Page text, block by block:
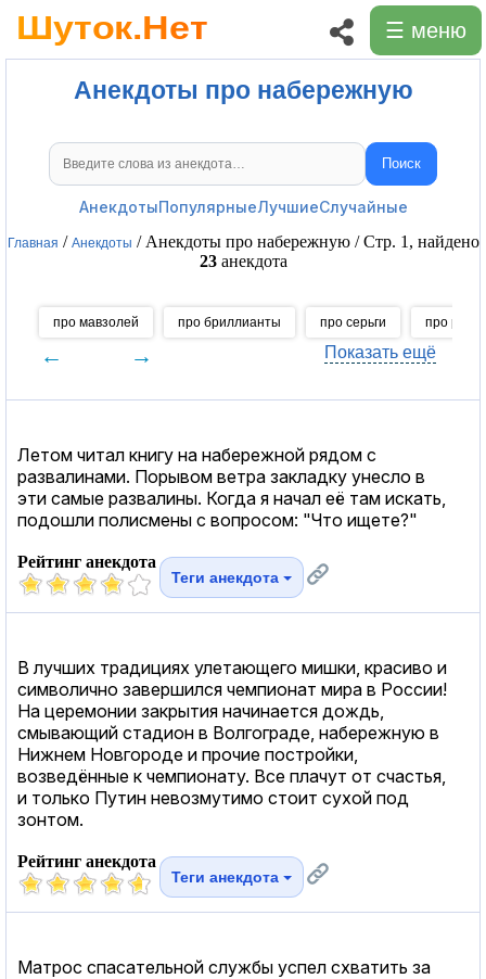
☰ меню
Анекдоты про набережную
Поиск анекдотов Поиск
АнекдотыПопулярныеЛучшиеСлучайные
Главная / Анекдоты / Анекдоты про набережную / Стр. 1, найдено
23анекдота
про мавзолей про бриллианты про серьги про
← → Показать ещё
Летом читал книгу на набережной рядом с
развалинами. Порывом ветра закладку унесло в
эти самые развалины. Когда я начал её там искать,
подошли полисмены с вопросом: "Что ищете?"
Рейтинг анекдота
Теги анекдота
В лучших традициях улетающего мишки, красиво и
символично завершился чемпионат мира в России!
На церемонии закрытия начинается дождь,
смывающий стадион в Волгограде, набережную в
Нижнем Новгороде и прочие постройки,
возведённые к чемпионату. Все плачут от счастья,
и только Путин невозмутимо стоит сухой под
зонтом.
Рейтинг анекдота
Теги анекдота
Матрос спасательной службы успел схватить за